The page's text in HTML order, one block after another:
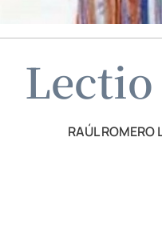
RAÚL ROMERO